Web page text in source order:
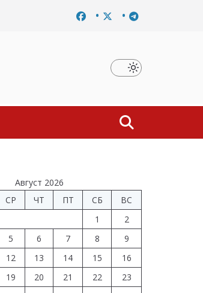
дела о материальной
Август 2026
СР ЧТ ПТ СБ
ВС
1
2
5 6 7 8
9
12 13 14 15
16
19 20 21 22
23